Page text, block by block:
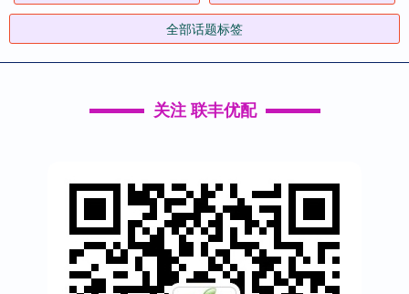
全部话题标签
关注 联丰优配